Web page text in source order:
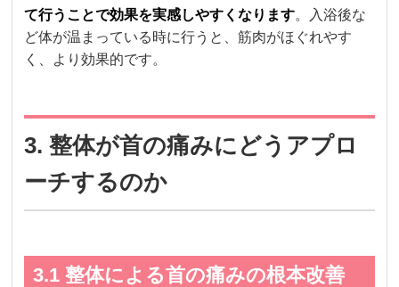
て行うことで効果を実感しやすくなります。入浴後な
ど体が温まっている時に行うと、筋肉がほぐれやす
く、より効果的です。
3. 整体が首の痛みにどうアプロ
ーチするのか
3.1 整体による首の痛みの根本改善